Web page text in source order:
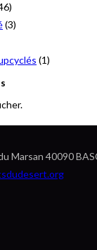
(3)
(1)
Marsan 40090
S’ouvre